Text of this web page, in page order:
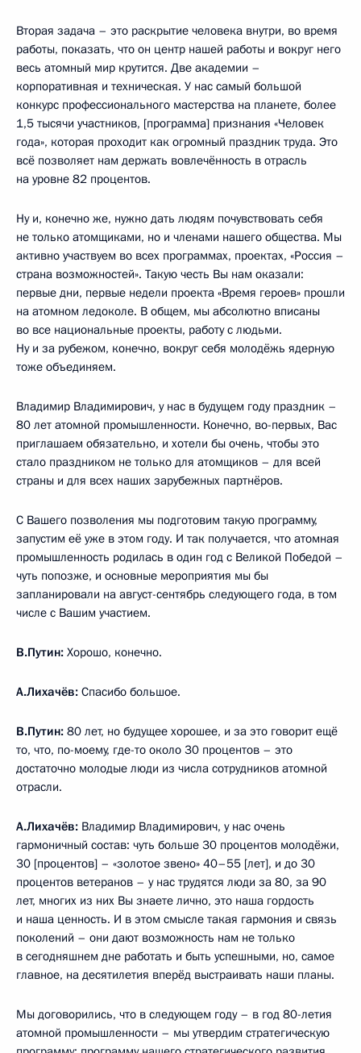
Вторая задача – это раскрытие человека внутри, во время
работы, показать, что он центр нашей работы и вокруг него
весь атомный мир крутится. Две академии –
корпоративная и техническая. У нас самый большой
конкурс профессионального мастерства на планете, более
1,5 тысячи участников, [программа] признания «Человек
года», которая проходит как огромный праздник труда. Это
всё позволяет нам держать вовлечённость в отрасль
на уровне 82 процентов.
Ну и, конечно же, нужно дать людям почувствовать себя
не только атомщиками, но и членами нашего общества. Мы
активно участвуем во всех программах, проектах, «Россия –
страна возможностей». Такую честь Вы нам оказали:
первые дни, первые недели проекта «Время героев» прошли
на атомном ледоколе. В общем, мы абсолютно вписаны
во все национальные проекты, работу с людьми.
Ну и за рубежом, конечно, вокруг себя молодёжь ядерную
тоже объединяем.
Владимир Владимирович, у нас в будущем году праздник –
80 лет атомной промышленности. Конечно, во-первых, Вас
приглашаем обязательно, и хотели бы очень, чтобы это
стало праздником не только для атомщиков – для всей
страны и для всех наших зарубежных партнёров.
С Вашего позволения мы подготовим такую программу,
запустим её уже в этом году. И так получается, что атомная
промышленность родилась в один год с Великой Победой –
чуть попозже, и основные мероприятия мы бы
запланировали на август-сентябрь следующего года, в том
числе с Вашим участием.
В.Путин: Хорошо, конечно.
А.Лихачёв: Спасибо большое.
В.Путин: 80 лет, но будущее хорошее, и за это говорит ещё
то, что, по-моему, где-то около 30 процентов – это
достаточно молодые люди из числа сотрудников атомной
отрасли.
А.Лихачёв: Владимир Владимирович, у нас очень
гармоничный состав: чуть больше 30 процентов молодёжи,
30 [процентов] – «золотое звено» 40–55 [лет], и до 30
процентов ветеранов – у нас трудятся люди за 80, за 90
лет, многих из них Вы знаете лично, это наша гордость
и наша ценность. И в этом смысле такая гармония и связь
поколений – они дают возможность нам не только
в сегодняшнем дне работать и быть успешными, но, самое
главное, на десятилетия вперёд выстраивать наши планы.
Мы договорились, что в следующем году – в год 80-летия
атомной промышленности – мы утвердим стратегическую